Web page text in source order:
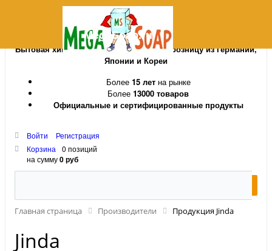
MegaSoap.ru
Бытовая химия и косметика оптом и в розницу из Германии,
Японии и Кореи
Более 15 летна рынке
Более 13000 товаров
Официальные и сертифицированные продукты
Войти
Регистрация
Корзина
0 позиций
на сумму0 руб
Главная страница Производители Продукция Jinda
Jinda